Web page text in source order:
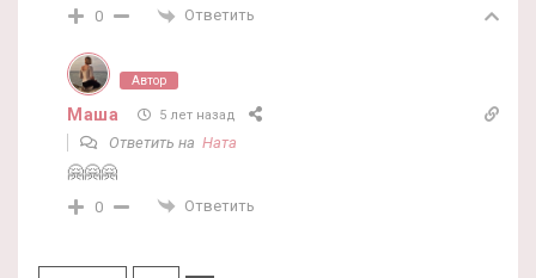
0 Ответить
Автор
Маша 5 лет назад
Ответить на Ната
🤗🤗🤗
0 Ответить